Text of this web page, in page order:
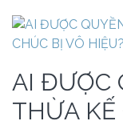
AI ĐƯỢC
THỪA